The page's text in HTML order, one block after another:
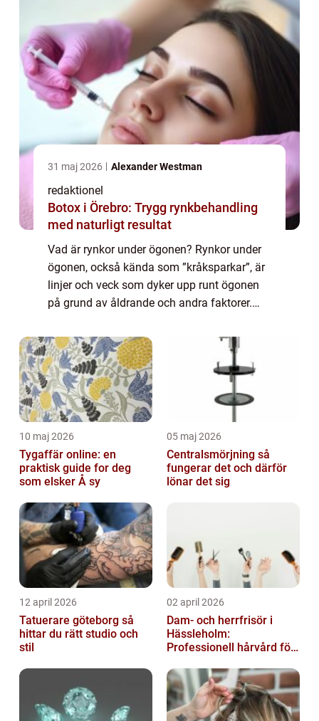
31 maj 2026 Alexander Westman
redaktionel
Botox i Örebro: Trygg rynkbehandling
med naturligt resultat
Vad är rynkor under ögonen? Rynkor under
ögonen, också kända som ”kråksparkar”, är
linjer och veck som dyker upp runt ögonen
på grund av åldrande och andra faktorer.
problem för många människor, och ...
10 maj 2026
Tygaffär online: en
praktisk guide for deg
som elsker Å sy
05 maj 2026
Centralsmörjning så
fungerar det och därför
lönar det sig
12 april 2026
Tatuerare göteborg så
hittar du rätt studio och
stil
02 april 2026
Dam- och herrfrisör i
Hässleholm:
Professionell hårvård för